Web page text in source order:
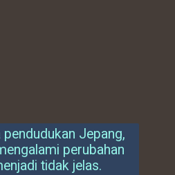
Jepang,
perubahan
tidak jelas.